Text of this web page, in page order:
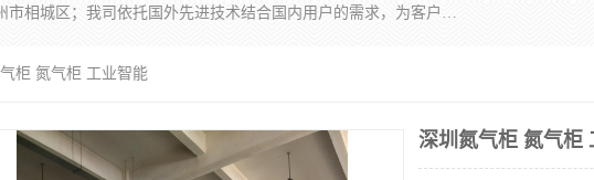
苏州纳冠电子设备有限公司位于苏州市相城区；我司依托国外先进技术结合国内用户的需求，为客户提供具有WMS功能的超低湿快速除湿电子防潮，压缩空气连续干燥柜、智能物料管理氮气储物柜、自制氮氮气柜、防潮氮气组合柜、不锈钢洁净氮气柜、洁净储物柜、石墨舟柜、亮灯导引丝网板存储柜、PCB柔性板气密干燥柜等
柜 氮气柜 工业智能
深圳氮气柜 氮气柜